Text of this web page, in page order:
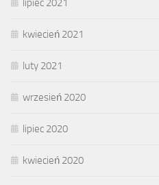
lipiec 2021
kwiecień 2021
luty 2021
wrzesień 2020
lipiec 2020
kwiecień 2020